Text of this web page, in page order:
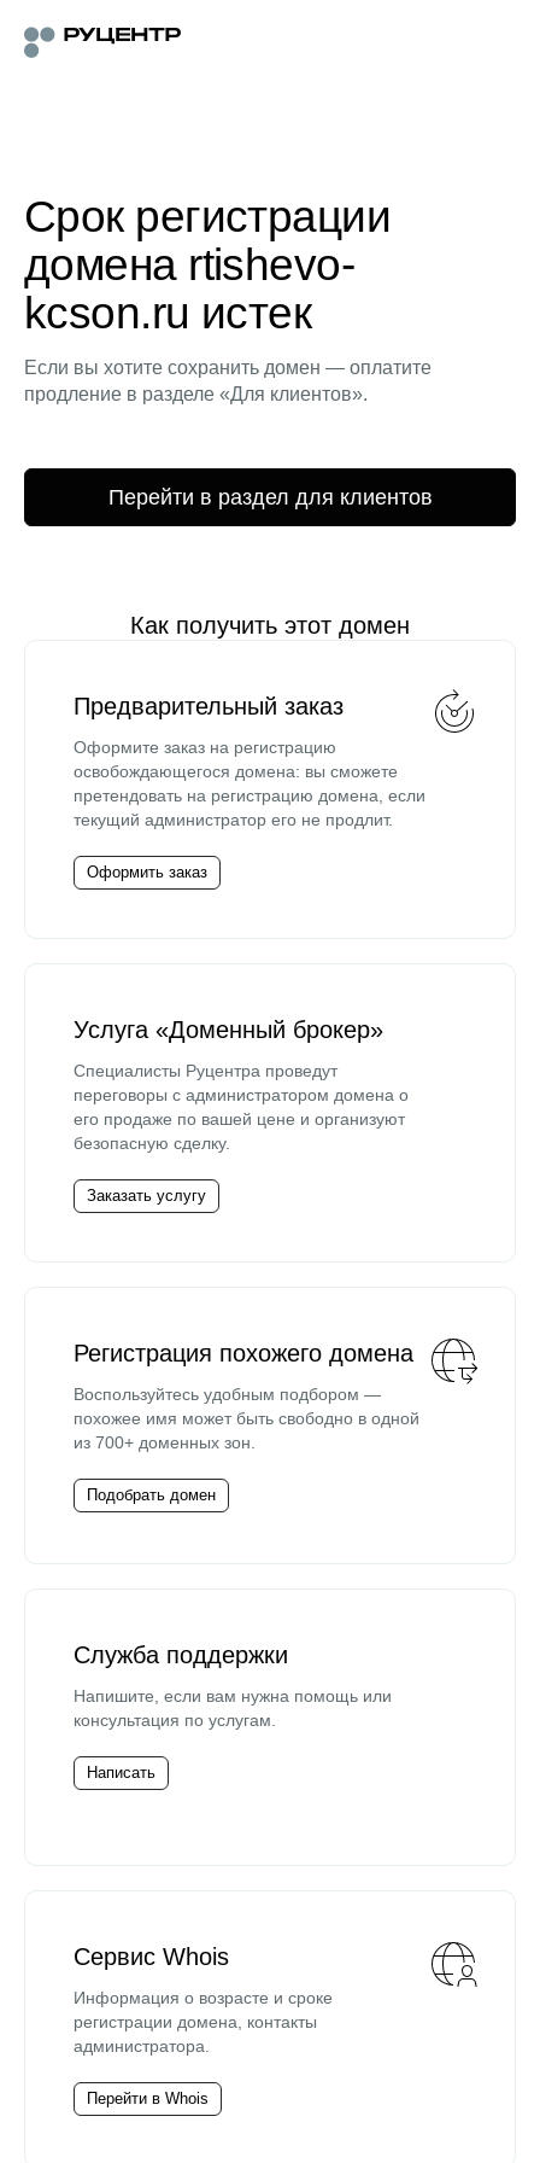
Срок регистрации
домена rtishevo-
kcson.ru истек
Если вы хотите сохранить домен — оплатите
продление в разделе «Для клиентов».
Перейти в раздел для клиентов
Как получить этот домен
Предварительный заказ
Оформите заказ на регистрацию
освобождающегося домена: вы сможете
претендовать на регистрацию домена, если
текущий администратор его не продлит.
Оформить заказ
Услуга «Доменный брокер»
Специалисты Руцентра проведут
переговоры с администратором домена о
его продаже по вашей цене и организуют
безопасную сделку.
Заказать услугу
Регистрация похожего домена
Воспользуйтесь удобным подбором —
похожее имя может быть свободно в одной
из 700+ доменных зон.
Подобрать домен
Служба поддержки
Напишите, если вам нужна помощь или
консультация по услугам.
Написать
Сервис Whois
Информация о возрасте и сроке
регистрации домена, контакты
администратора.
Перейти в Whois